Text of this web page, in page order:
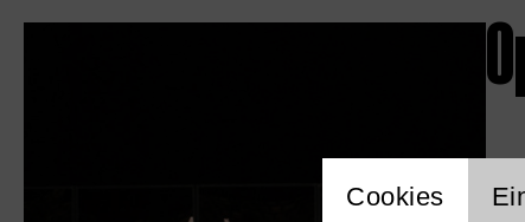
Cookies